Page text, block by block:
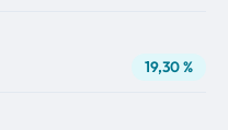
19,30 %